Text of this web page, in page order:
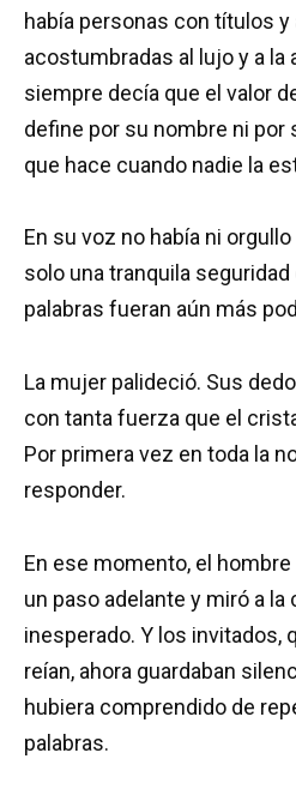
había personas con títulos
acostumbradas al lujo y a la
siempre decía que el valor
define por su nombre ni por
que hace cuando nadie la
En su voz no había ni
solo una tranquila
palabras fueran aún más
La mujer palideció. Sus
con tanta fuerza que el
Por primera vez en toda la
responder.
En ese momento, el
un paso adelante y miró a
inesperado. Y los invitados,
reían, ahora guardaban
hubiera comprendido de
palabras.